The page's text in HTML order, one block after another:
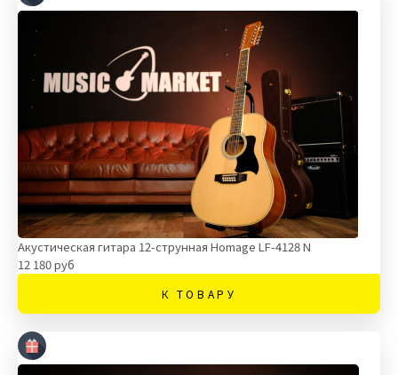
Акустическая гитара 12-струнная Homage LF-4128 N
12 180 руб
К ТОВАРУ